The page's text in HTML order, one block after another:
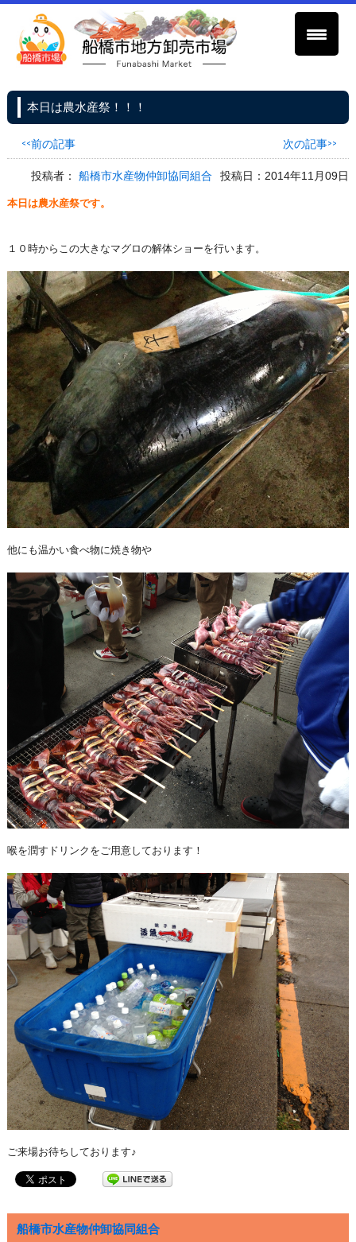
本日は農水産祭！！！
<<前の記事 次の記事>>
投稿者：船橋市水産物仲卸協同組合 投稿日：2014年11月09日
本日は農水産祭です。
１０時からこの大きなマグロの解体ショーを行います。
他にも温かい食べ物に焼き物や
喉を潤すドリンクをご用意しております！
ご来場お待ちしております♪
船橋市水産物仲卸協同組合